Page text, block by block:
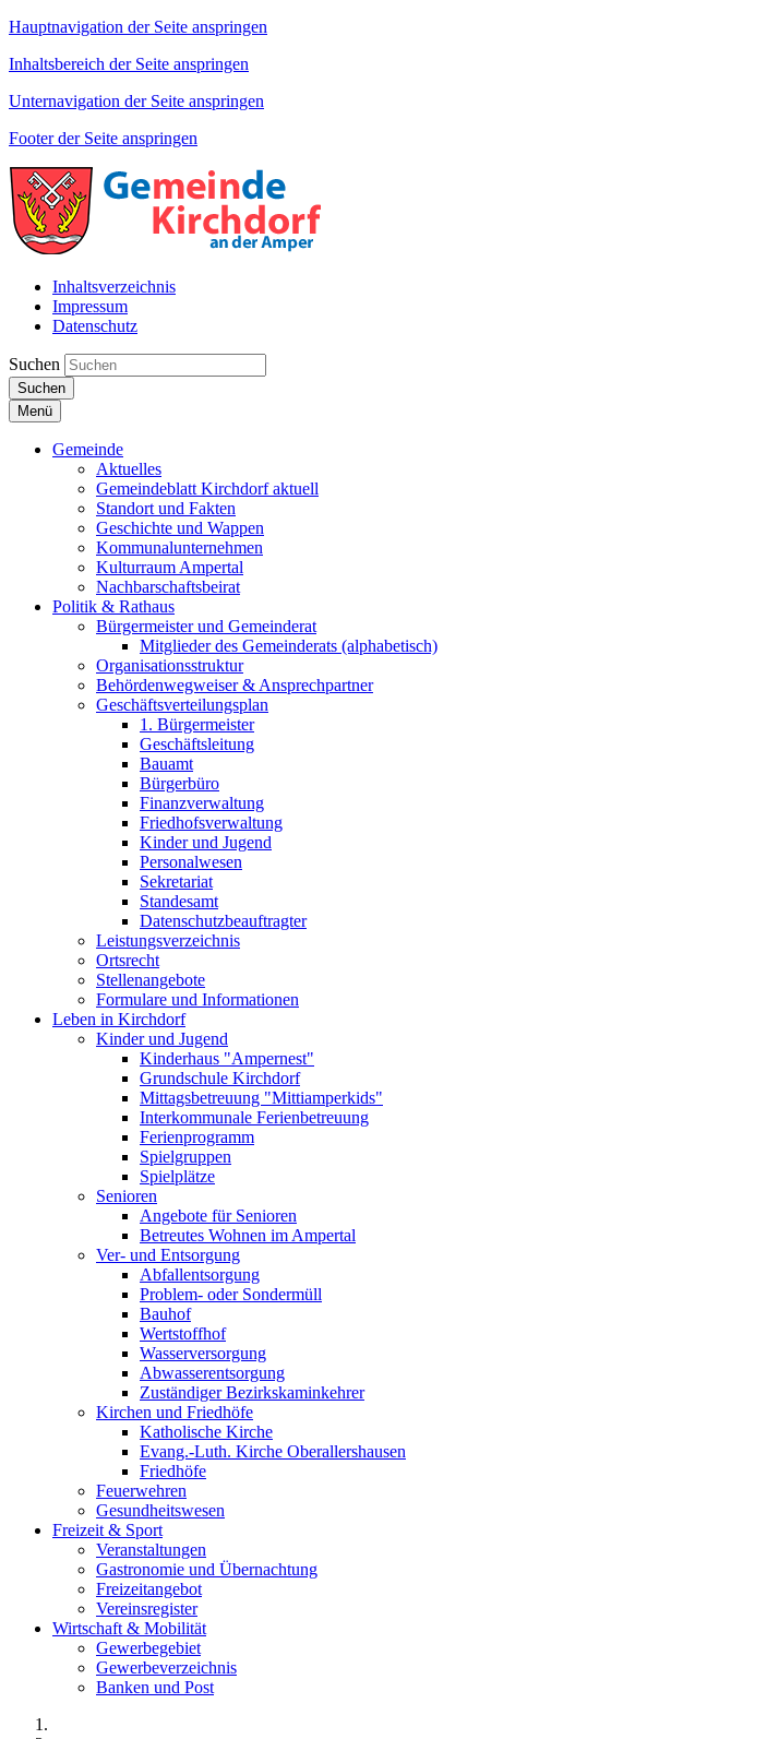
Hauptnavigation der Seite anspringen
Inhaltsbereich der Seite anspringen
Unternavigation der Seite anspringen
Footer der Seite anspringen
Inhaltsverzeichnis
Impressum
Datenschutz
Suchen
Suchen
Menü
Gemeinde
Aktuelles
Gemeindeblatt Kirchdorf aktuell
Standort und Fakten
Geschichte und Wappen
Kommunalunternehmen
Kulturraum Ampertal
Nachbarschaftsbeirat
Politik & Rathaus
Bürgermeister und Gemeinderat
Mitglieder des Gemeinderats (alphabetisch)
Organisationsstruktur
Behördenwegweiser & Ansprechpartner
Geschäftsverteilungsplan
1. Bürgermeister
Geschäftsleitung
Bauamt
Bürgerbüro
Finanzverwaltung
Friedhofsverwaltung
Kinder und Jugend
Personalwesen
Sekretariat
Standesamt
Datenschutzbeauftragter
Leistungsverzeichnis
Ortsrecht
Stellenangebote
Formulare und Informationen
Leben in Kirchdorf
Kinder und Jugend
Kinderhaus "Ampernest"
Grundschule Kirchdorf
Mittagsbetreuung "Mittiamperkids"
Interkommunale Ferienbetreuung
Ferienprogramm
Spielgruppen
Spielplätze
Senioren
Angebote für Senioren
Betreutes Wohnen im Ampertal
Ver- und Entsorgung
Abfallentsorgung
Problem- oder Sondermüll
Bauhof
Wertstoffhof
Wasserversorgung
Abwasserentsorgung
Zuständiger Bezirkskaminkehrer
Kirchen und Friedhöfe
Katholische Kirche
Evang.-Luth. Kirche Oberallershausen
Friedhöfe
Feuerwehren
Gesundheitswesen
Freizeit & Sport
Veranstaltungen
Gastronomie und Übernachtung
Freizeitangebot
Vereinsregister
Wirtschaft & Mobilität
Gewerbegebiet
Gewerbeverzeichnis
Banken und Post